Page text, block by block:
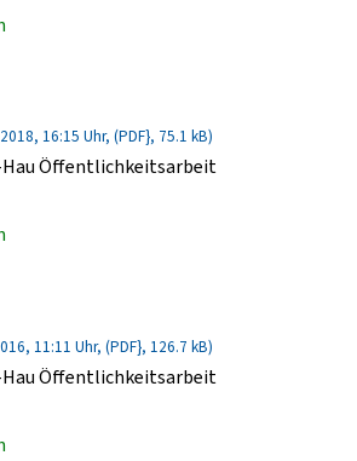
16:15 Uhr, (PDF}, 75.1 kB)
Hau Öffentlichkeitsarbeit
11:11 Uhr, (PDF}, 126.7 kB)
Hau Öffentlichkeitsarbeit